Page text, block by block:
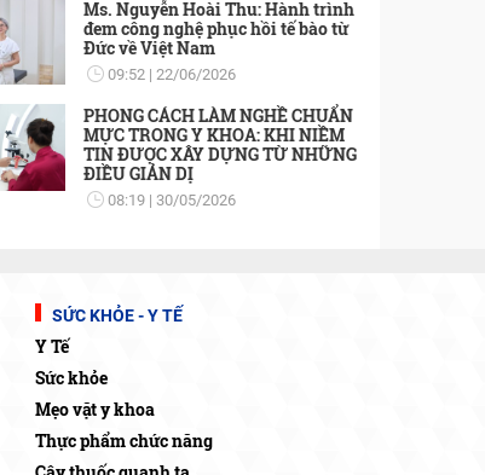
Ms. Nguyễn Hoài Thu: Hành trình
đem công nghệ phục hồi tế bào từ
Đức về Việt Nam
09:52 22/06/2026
PHONG CÁCH LÀM NGHỀ CHUẨN
MỰC TRONG Y KHOA: KHI NIỀM
TIN ĐƯỢC XÂY DỰNG TỪ NHỮNG
ĐIỀU GIẢN DỊ
08:19 30/05/2026
SỨC KHỎE - Y TẾ
Y Tế
Sức khỏe
Mẹo vặt y khoa
Thực phẩm chức năng